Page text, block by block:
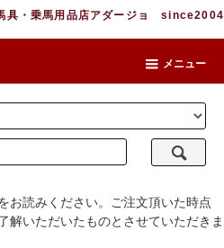
具・乗馬用品店アダージョ since2004
メニュー
お読みください。ご注文頂いた時点
解いただいたものとさせていただきま